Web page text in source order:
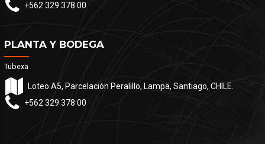
+562 329 378 00
PLANTA Y BODEGA
Tubexa
Loteo A5, Parcelación Peralillo, Lampa, Santiago, CHILE.
+562 329 378 00